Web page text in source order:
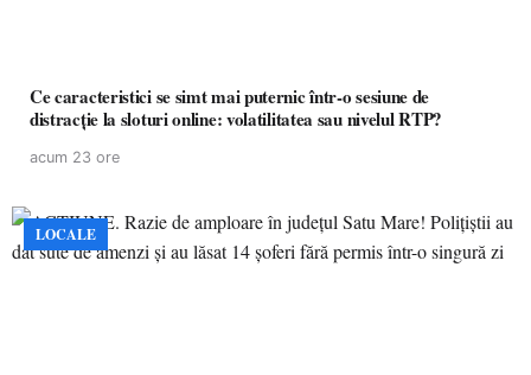
Ce caracteristici se simt mai puternic într-o sesiune de
distracție la sloturi online: volatilitatea sau nivelul RTP?
acum 23 ore
LOCALE